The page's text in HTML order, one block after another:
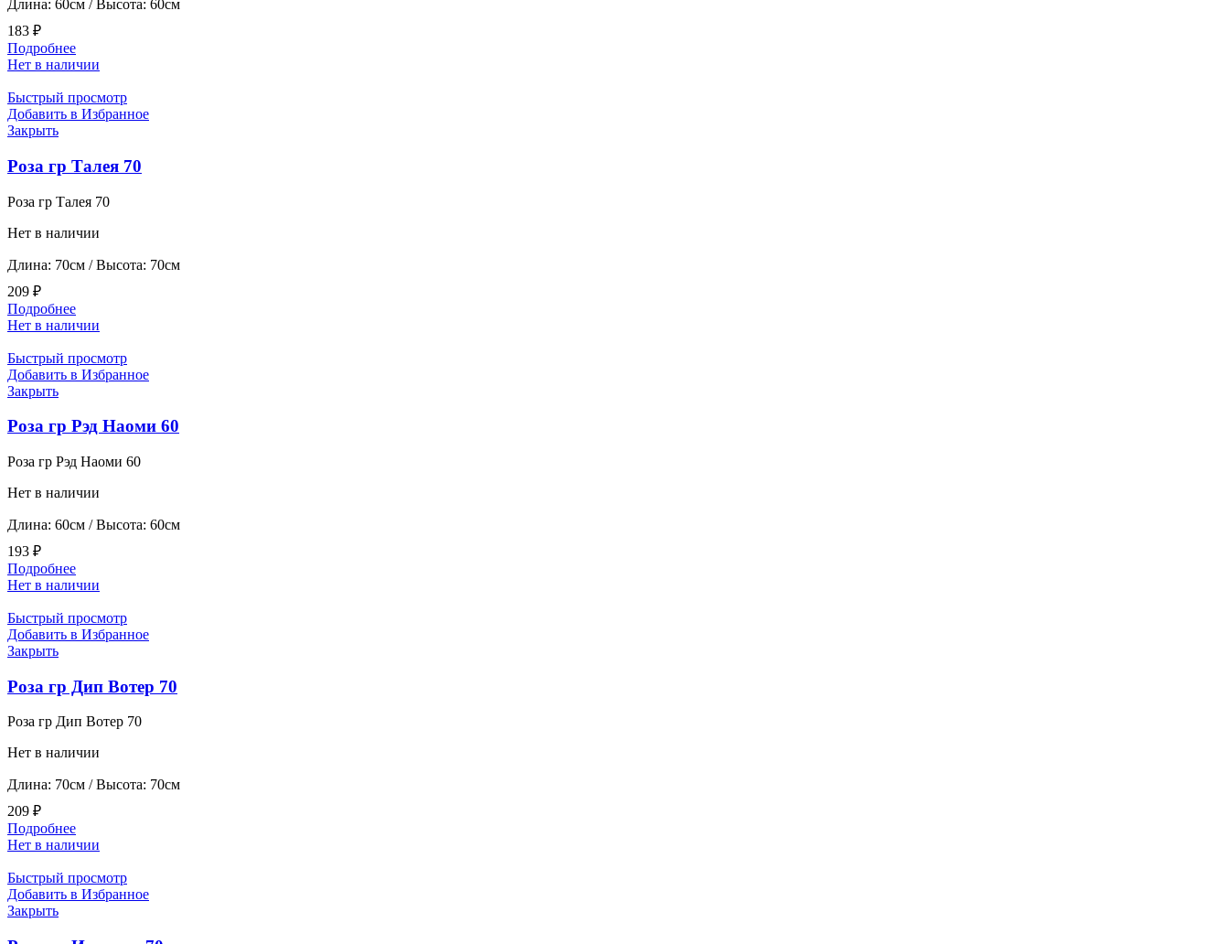
Длина: 60см / Высота: 60см
183 ₽
Подробнее
Нет в наличии
Быстрый просмотр
Добавить в Избранное
Закрыть
Роза гр Талея 70
Роза гр Талея 70
Нет в наличии
Длина: 70см / Высота: 70см
209 ₽
Подробнее
Нет в наличии
Быстрый просмотр
Добавить в Избранное
Закрыть
Роза гр Рэд Наоми 60
Роза гр Рэд Наоми 60
Нет в наличии
Длина: 60см / Высота: 60см
193 ₽
Подробнее
Нет в наличии
Быстрый просмотр
Добавить в Избранное
Закрыть
Роза гр Дип Вотер 70
Роза гр Дип Вотер 70
Нет в наличии
Длина: 70см / Высота: 70см
209 ₽
Подробнее
Нет в наличии
Быстрый просмотр
Добавить в Избранное
Закрыть